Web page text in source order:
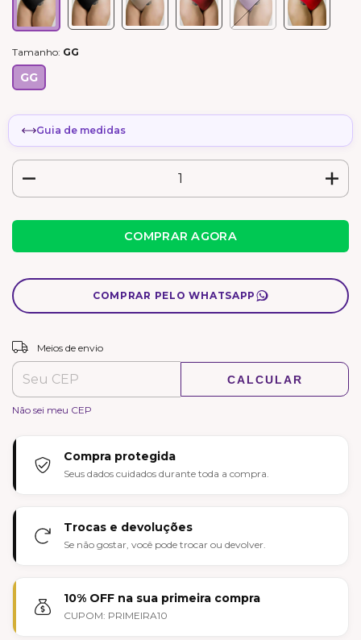
Tamanho: GG
GG
Guia de medidas
COMPRAR PELO WHATSAPP
Entregas para o CEP:
Meios de envio
CALCULAR
Não sei meu CEP
Compra protegida
Seus dados cuidados durante toda a compra.
Trocas e devoluções
Se não gostar, você pode trocar ou devolver.
10% OFF na sua primeira compra
CUPOM: PRIMEIRA10